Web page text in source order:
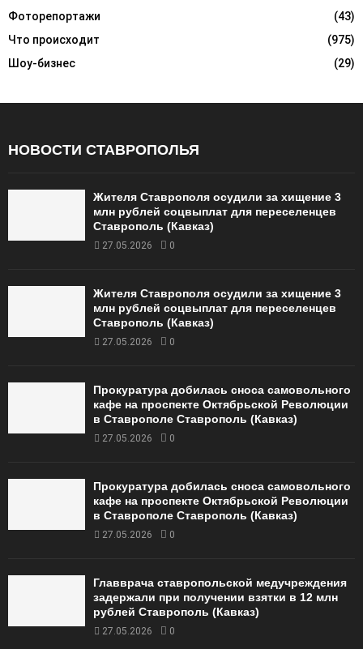
Фоторепортажи
(43)
Что происходит
(975)
Шоу-бизнес
(29)
НОВОСТИ СТАВРОПОЛЬЯ
Жителя Ставрополя осудили за хищение 3
млн рублей соцвыплат для переселенцев
Ставрополь (Кавказ)
27.05.2026 0
Жителя Ставрополя осудили за хищение 3
млн рублей соцвыплат для переселенцев
Ставрополь (Кавказ)
27.05.2026 0
Прокуратура добилась сноса самовольного
кафе на проспекте Октябрьской Революции
в Ставрополе Ставрополь (Кавказ)
27.05.2026 0
Прокуратура добилась сноса самовольного
кафе на проспекте Октябрьской Революции
в Ставрополе Ставрополь (Кавказ)
27.05.2026 0
Главврача ставропольской медучреждения
задержали при получении взятки в 12 млн
рублей Ставрополь (Кавказ)
27.05.2026 0